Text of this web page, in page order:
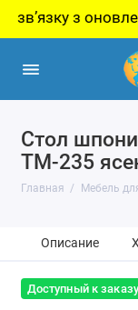
з оновленням
Стол
TM-235
Главная Мебель
Описание
Доступный к заказу